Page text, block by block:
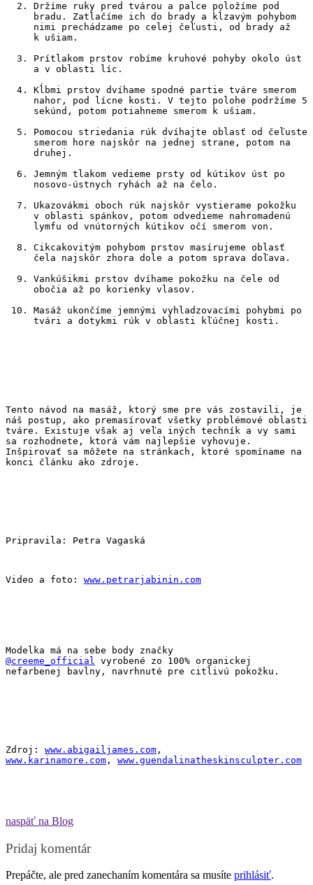
Držíme ruky pred tvárou a palce položíme pod
bradu. Zatlačíme ich do brady a kĺzavým pohybom
nimi prechádzame po celej čeľusti, od brady až
k ušiam.
Prítlakom prstov robíme kruhové pohyby okolo úst
a v oblasti líc.
Kĺbmi prstov dvíhame spodné partie tváre smerom
nahor, pod lícne kosti. V tejto polohe podržíme 5
sekúnd, potom potiahneme smerom k ušiam.
Pomocou striedania rúk dvíhajte oblasť od čeľuste
smerom hore najskôr na jednej strane, potom na
druhej.
Jemným tlakom vedieme prsty od kútikov úst po
nosovo-ústnych ryhách až na čelo.
Ukazovákmi oboch rúk najskôr vystierame pokožku
v oblasti spánkov, potom odvedieme nahromadenú
lymfu od vnútorných kútikov očí smerom von.
Cikcakovitým pohybom prstov masírujeme oblasť
čela najskôr zhora dole a potom sprava doľava.
Vankúšikmi prstov dvíhame pokožku na čele od
obočia až po korienky vlasov.
Masáž ukončíme jemnými vyhladzovacími pohybmi po
tvári a dotykmi rúk v oblasti kľúčnej kosti.
Tento návod na masáž, ktorý sme pre vás zostavili, je
náš postup, ako premasírovať všetky problémové oblasti
tváre. Existuje však aj veľa iných techník a vy sami
sa rozhodnete, ktorá vám najlepšie vyhovuje.
Inšpirovať sa môžete na stránkach, ktoré spomíname na
konci článku ako zdroje.
Pripravila: Petra Vagaská
Video a foto: www.petrarjabinin.com
@creeme_official
vyrobené zo 100% organickej
nefarbenej bavlny, navrhnuté pre citlivú pokožku.
Zdroj: www.abigailjames.com
www.karinamore.com , www.guendalinatheskinsculpter.com
naspäť na Blog
Pridaj komentár
Prepáčte, ale pred zanechaním komentára sa musíte prihlásiť.